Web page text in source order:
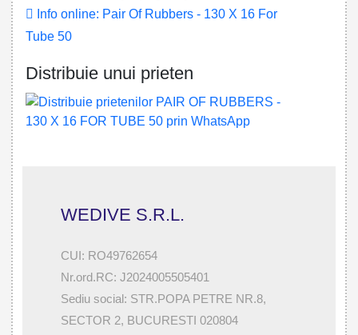
Info online: Pair Of Rubbers - 130 X 16 For
Tube 50
Distribuie unui prieten
WEDIVE S.R.L.
CUI: RO49762654
Nr.ord.RC: J2024005505401
Sediu social: STR.POPA PETRE NR.8,
SECTOR 2, BUCURESTI 020804